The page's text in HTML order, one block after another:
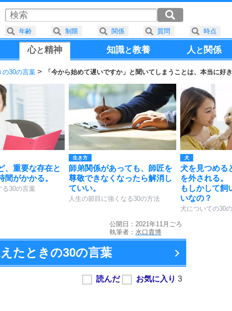
心と精神 知識と教養 人と 関係
の30の言葉 「今から始めて遅いですか」と聞いてしまうことは、本当に好
、重要な存在と
間がかかる。
る30の言葉
生き方
師弟関係があっても、師匠を
尊敬できなくなったら解消し
ていい。
人生の節目に強くなる30の方法
犬
犬を見つめる
を外される。
もしかして飼
いなの？
犬についての30
公開日：2021年11月ごろ
執筆者： 水口貴博
たときの30の言葉
年齢 制限 関係 質問 時点